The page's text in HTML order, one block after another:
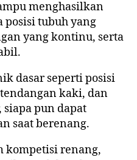
menghasilkan
posisi tubuh yang
yang kontinu, serta
dasar seperti posisi
kaki, dan
siapa pun dapat
saat berenang.
kompetisi renang,